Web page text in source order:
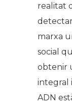
realitat
marxa
social
obtenir
integral
ADN